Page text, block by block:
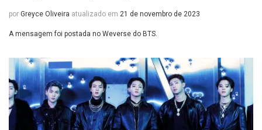
por Greyce Oliveira atualizado em 21 de novembro de 2023
A mensagem foi postada no Weverse do BTS.